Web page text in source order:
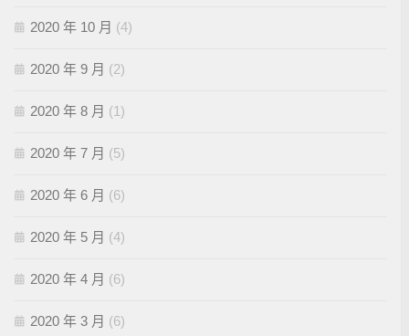
2020 年 10 月 (4)
2020 年 9 月 (2)
2020 年 8 月 (1)
2020 年 7 月 (5)
2020 年 6 月 (6)
2020 年 5 月 (4)
2020 年 4 月 (6)
2020 年 3 月 (6)